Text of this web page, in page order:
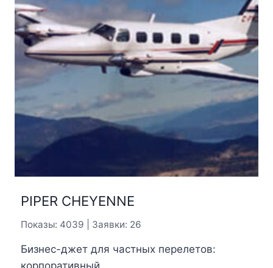
PIPER CHEYENNE
Показы: 4039 | Заявки: 26
Бизнес-джет для частных перелетов:
корпоративный ...